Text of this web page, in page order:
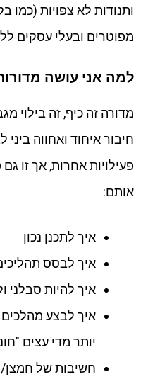
ותנודות לא צפויות (כמו
מפוטרים ובעלי עסקים
למה אני עושה
מדורה זה כיף, זה בילוי
חיבור איחוד ואחווה ביני
פעילויות אחרות, אך זו
אותם:
איך לתכנן נכון
איך לבסס
איך להיות סבלני
איך לבצע מהלכים
יותר מדי עצים
חשיבות של חמצן/